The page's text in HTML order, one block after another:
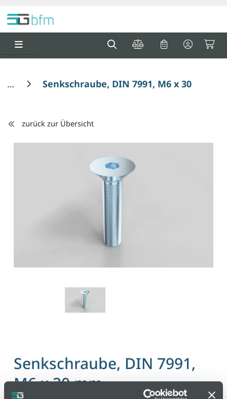
Senkschraube, DIN 7991, M6 x 30 mm
zurück zur Übersicht
Senkschraube, DIN 7991,
M6 x 30 mm